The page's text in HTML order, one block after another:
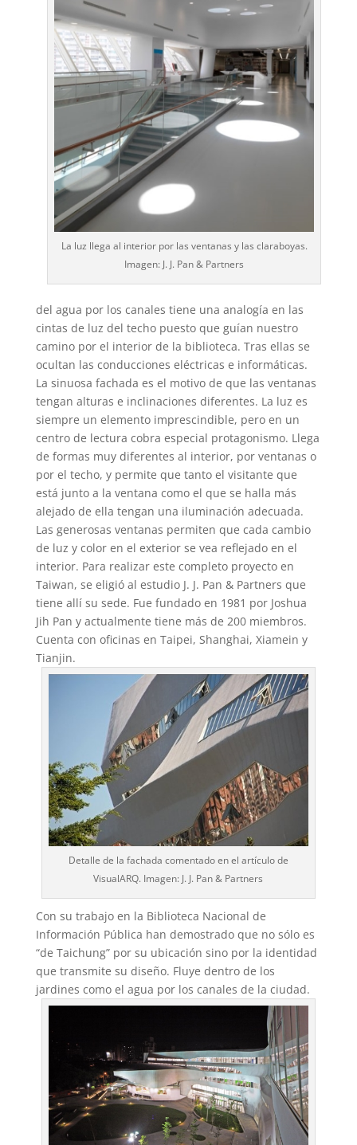
La luz llega al interior por las ventanas y las claraboyas.
Imagen: J. J. Pan & Partners
del agua por los canales tiene una analogía en las
cintas de luz del techo puesto que guían nuestro
camino por el interior de la biblioteca. Tras ellas se
ocultan las conducciones eléctricas e informáticas.
La sinuosa fachada es el motivo de que las ventanas
tengan alturas e inclinaciones diferentes. La luz es
siempre un elemento imprescindible, pero en un
centro de lectura cobra especial protagonismo. Llega
de formas muy diferentes al interior, por ventanas o
por el techo, y permite que tanto el visitante que
está junto a la ventana como el que se halla más
alejado de ella tengan una iluminación adecuada.
Las generosas ventanas permiten que cada cambio
de luz y color en el exterior se vea reflejado en el
interior. Para realizar este completo proyecto en
Taiwan, se eligió al estudio J. J. Pan & Partners que
tiene allí su sede. Fue fundado en 1981 por Joshua
Jih Pan y actualmente tiene más de 200 miembros.
Cuenta con oficinas en Taipei, Shanghai, Xiamein y
Tianjin.
Detalle de la fachada comentado en el artículo de
VisualARQ. Imagen: J. J. Pan & Partners
Con su trabajo en la Biblioteca Nacional de
Información Pública han demostrado que no sólo es
“de Taichung” por su ubicación sino por la identidad
que transmite su diseño. Fluye dentro de los
jardines como el agua por los canales de la ciudad.